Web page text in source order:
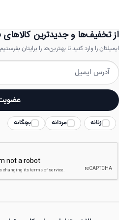
از تخفیف‌ها و جدیدترین کالاهای
ایمیلتان را وارد کنید تا بهترین‌ها را برایتان
زنانه مردانه بچگانه